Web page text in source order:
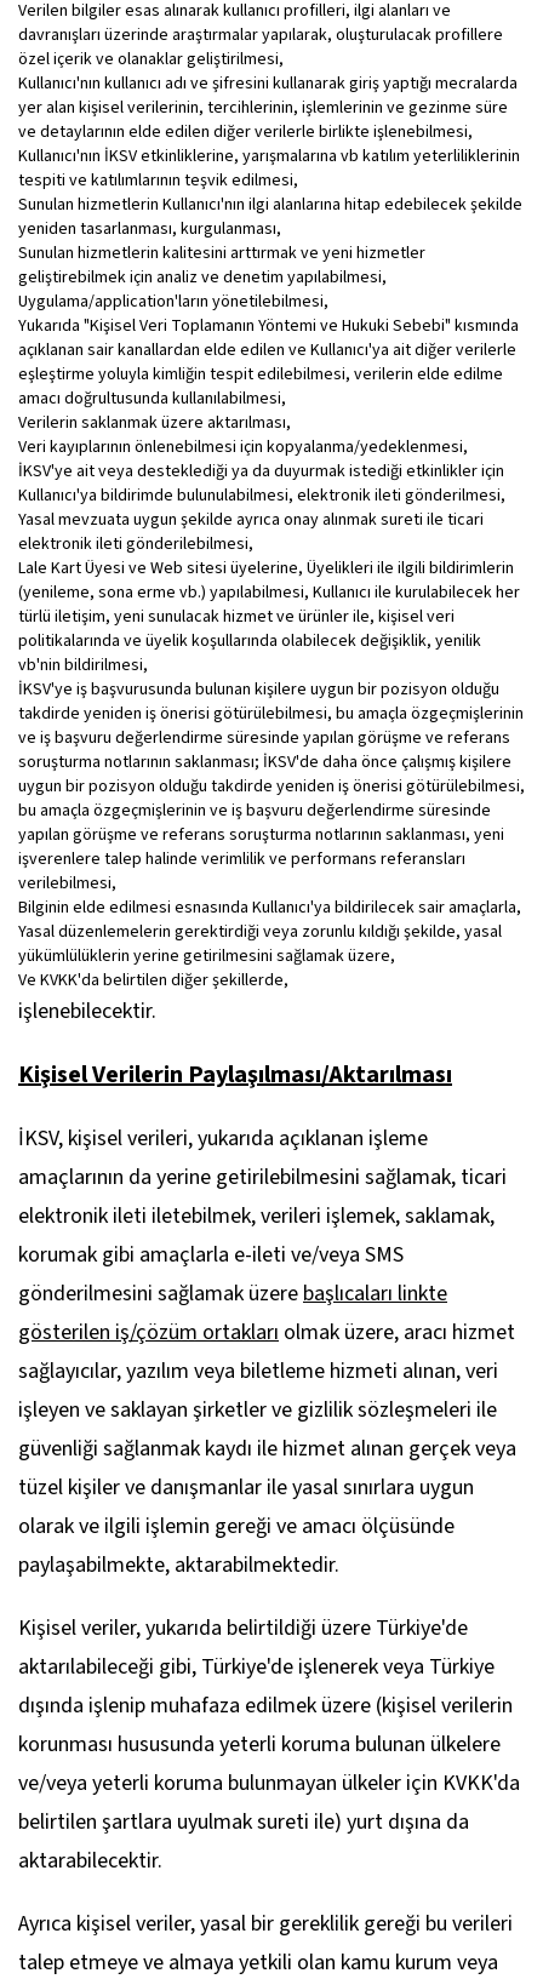
Verilen bilgiler esas alınarak kullanıcı profilleri, ilgi alanları ve
davranışları üzerinde araştırmalar yapılarak, oluşturulacak profillere
özel içerik ve olanaklar geliştirilmesi,
Kullanıcı'nın kullanıcı adı ve şifresini kullanarak giriş yaptığı mecralarda
yer alan kişisel verilerinin, tercihlerinin, işlemlerinin ve gezinme süre
ve detaylarının elde edilen diğer verilerle birlikte işlenebilmesi,
Kullanıcı'nın İKSV etkinliklerine, yarışmalarına vb katılım yeterliliklerinin
tespiti ve katılımlarının teşvik edilmesi,
Sunulan hizmetlerin Kullanıcı'nın ilgi alanlarına hitap edebilecek şekilde
yeniden tasarlanması, kurgulanması,
Sunulan hizmetlerin kalitesini arttırmak ve yeni hizmetler
geliştirebilmek için analiz ve denetim yapılabilmesi,
Uygulama/application'ların yönetilebilmesi,
Yukarıda "Kişisel Veri Toplamanın Yöntemi ve Hukuki Sebebi" kısmında
açıklanan sair kanallardan elde edilen ve Kullanıcı'ya ait diğer verilerle
eşleştirme yoluyla kimliğin tespit edilebilmesi, verilerin elde edilme
amacı doğrultusunda kullanılabilmesi,
Verilerin saklanmak üzere aktarılması,
Veri kayıplarının önlenebilmesi için kopyalanma/yedeklenmesi,
İKSV'ye ait veya desteklediği ya da duyurmak istediği etkinlikler için
Kullanıcı'ya bildirimde bulunulabilmesi, elektronik ileti gönderilmesi,
Yasal mevzuata uygun şekilde ayrıca onay alınmak sureti ile ticari
elektronik ileti gönderilebilmesi,
Lale Kart Üyesi ve Web sitesi üyelerine, Üyelikleri ile ilgili bildirimlerin
(yenileme, sona erme vb.) yapılabilmesi, Kullanıcı ile kurulabilecek her
türlü iletişim, yeni sunulacak hizmet ve ürünler ile, kişisel veri
politikalarında ve üyelik koşullarında olabilecek değişiklik, yenilik
vb'nin bildirilmesi,
İKSV'ye iş başvurusunda bulunan kişilere uygun bir pozisyon olduğu
takdirde yeniden iş önerisi götürülebilmesi, bu amaçla özgeçmişlerinin
ve iş başvuru değerlendirme süresinde yapılan görüşme ve referans
soruşturma notlarının saklanması; İKSV'de daha önce çalışmış kişilere
uygun bir pozisyon olduğu takdirde yeniden iş önerisi götürülebilmesi,
bu amaçla özgeçmişlerinin ve iş başvuru değerlendirme süresinde
yapılan görüşme ve referans soruşturma notlarının saklanması, yeni
işverenlere talep halinde verimlilik ve performans referansları
verilebilmesi,
Bilginin elde edilmesi esnasında Kullanıcı'ya bildirilecek sair amaçlarla,
Yasal düzenlemelerin gerektirdiği veya zorunlu kıldığı şekilde, yasal
yükümlülüklerin yerine getirilmesini sağlamak üzere,
Ve KVKK'da belirtilen diğer şekillerde,
işlenebilecektir.
Kişisel Verilerin Paylaşılması/Aktarılması
İKSV, kişisel verileri, yukarıda açıklanan işleme
amaçlarının da yerine getirilebilmesini sağlamak, ticari
elektronik ileti iletebilmek, verileri işlemek, saklamak,
korumak gibi amaçlarla e-ileti ve/veya SMS
gönderilmesini sağlamak üzerebaşlıcaları linkte
gösterilen iş/çözüm ortakları olmak üzere, aracı hizmet
sağlayıcılar, yazılım veya biletleme hizmeti alınan, veri
işleyen ve saklayan şirketler ve gizlilik sözleşmeleri ile
güvenliği sağlanmak kaydı ile hizmet alınan gerçek veya
tüzel kişiler ve danışmanlar ile yasal sınırlara uygun
olarak ve ilgili işlemin gereği ve amacı ölçüsünde
paylaşabilmekte, aktarabilmektedir.
Kişisel veriler, yukarıda belirtildiği üzere Türkiye'de
aktarılabileceği gibi, Türkiye'de işlenerek veya Türkiye
dışında işlenip muhafaza edilmek üzere (kişisel verilerin
korunması hususunda yeterli koruma bulunan ülkelere
ve/veya yeterli koruma bulunmayan ülkeler için KVKK'da
belirtilen şartlara uyulmak sureti ile) yurt dışına da
aktarabilecektir.
Ayrıca kişisel veriler, yasal bir gereklilik gereği bu verileri
talep etmeye ve almaya yetkili olan kamu kurum veya